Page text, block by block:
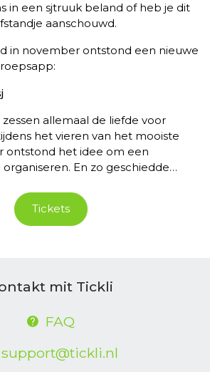
in een sjtruuk beland of heb je dit
aanschouwd.
in november ontstond een nieuwe
allemaal de liefde voor
het vieren van het mooiste
ontstond het idee om een
En zo geschiedde…
Tickets
mit Tickli
FAQ
support@tickli.nl